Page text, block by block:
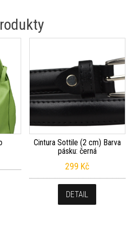
Cintura Sottile (2 cm) Barva
pásku: černá
299 Kč
DETAIL